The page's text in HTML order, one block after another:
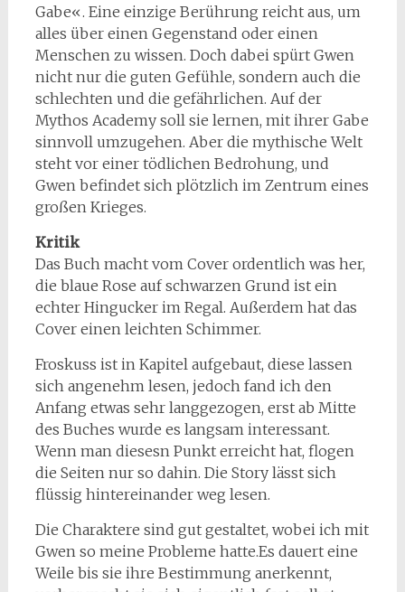
Gabe«. Eine einzige Berührung reicht aus, um
alles über einen Gegenstand oder einen
Menschen zu wissen. Doch dabei spürt Gwen
nicht nur die guten Gefühle, sondern auch die
schlechten und die gefährlichen. Auf der
Mythos Academy soll sie lernen, mit ihrer Gabe
sinnvoll umzugehen. Aber die mythische Welt
steht vor einer tödlichen Bedrohung, und
Gwen befindet sich plötzlich im Zentrum eines
großen Krieges.
Kritik
Das Buch macht vom Cover ordentlich was her,
die blaue Rose auf schwarzen Grund ist ein
echter Hingucker im Regal. Außerdem hat das
Cover einen leichten Schimmer.
Froskuss ist in Kapitel aufgebaut, diese lassen
sich angenehm lesen, jedoch fand ich den
Anfang etwas sehr langgezogen, erst ab Mitte
des Buches wurde es langsam interessant.
Wenn man diesesn Punkt erreicht hat, flogen
die Seiten nur so dahin. Die Story lässt sich
flüssig hintereinander weg lesen.
Die Charaktere sind gut gestaltet, wobei ich mit
Gwen so meine Probleme hatte.Es dauert eine
Weile bis sie ihre Bestimmung anerkennt,